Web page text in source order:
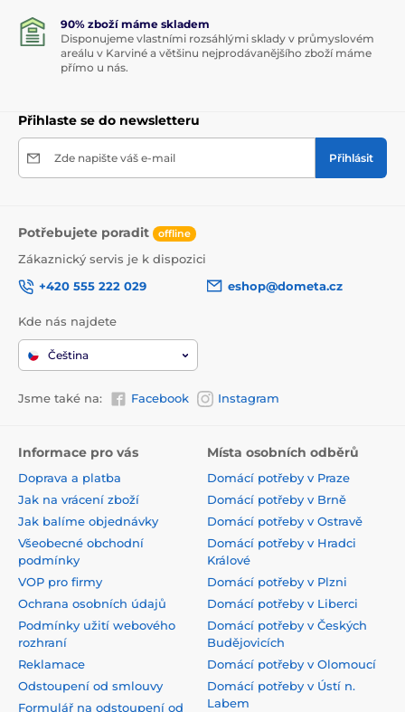
90% zboží máme skladem
Disponujeme vlastními rozsáhlými sklady v průmyslovém
areálu v Karviné a většinu nejprodávanějšího zboží máme
přímo u nás.
Přihlaste se do newsletteru
Zde napište váš e-mail Přihlásit
Potřebujete poradit offline
Zákaznický servis je k dispozici
+420 555 222 029
eshop@dometa.cz
Kde nás najdete
Čeština
Jsme také na: Facebook Instagram
Informace pro vás
Doprava a platba
Jak na vrácení zboží
Jak balíme objednávky
Všeobecné obchodní
podmínky
VOP pro firmy
Ochrana osobních údajů
Podmínky užití webového
rozhraní
Reklamace
Odstoupení od smlouvy
Formulář na odstoupení od
Místa osobních odběrů
Domácí potřeby v Praze
Domácí potřeby v Brně
Domácí potřeby v Ostravě
Domácí potřeby v Hradci
Králové
Domácí potřeby v Plzni
Domácí potřeby v Liberci
Domácí potřeby v Českých
Budějovicích
Domácí potřeby v Olomoucí
Domácí potřeby v Ústí n.
Labem